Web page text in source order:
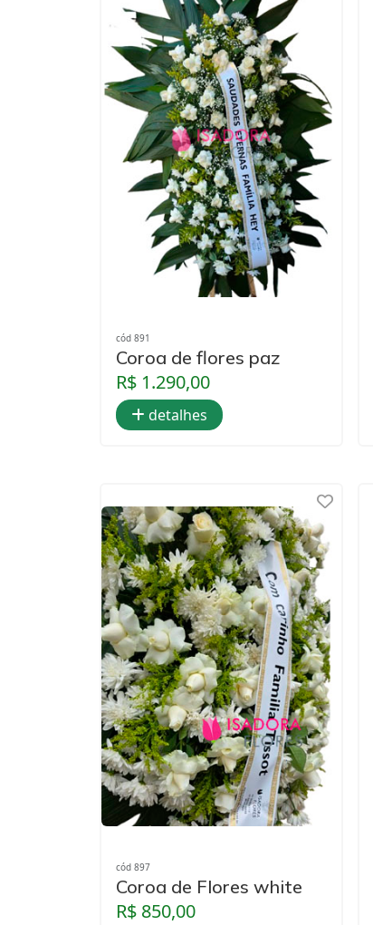
cód 891
Coroa de flores paz
R$ 1.290,00
detalhes
cód 897
Coroa de Flores white
R$ 850,00